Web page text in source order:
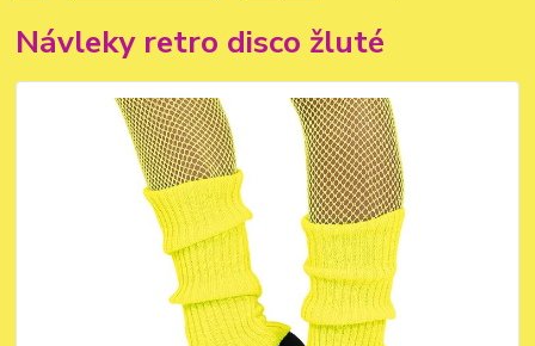
Návleky retro disco žluté